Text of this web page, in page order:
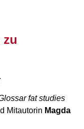
zu
fat studies
Mitautorin Magda